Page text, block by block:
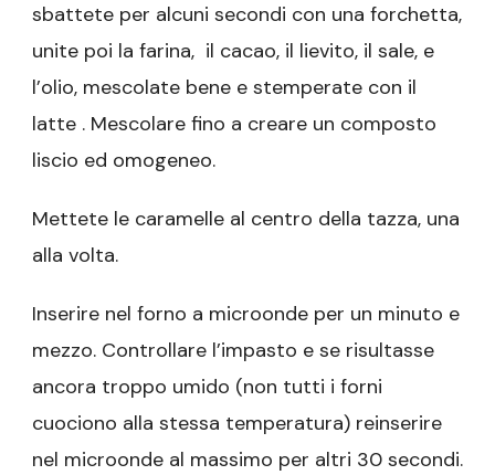
sbattete per alcuni secondi con una forchetta,
unite poi la farina, il cacao, il lievito, il sale, e
l’olio, mescolate bene e stemperate con il
latte . Mescolare fino a creare un composto
liscio ed omogeneo.
Mettete le caramelle al centro della tazza, una
alla volta.
Inserire nel forno a microonde per un minuto e
mezzo. Controllare l’impasto e se risultasse
ancora troppo umido (non tutti i forni
cuociono alla stessa temperatura) reinserire
nel microonde al massimo per altri 30 secondi.